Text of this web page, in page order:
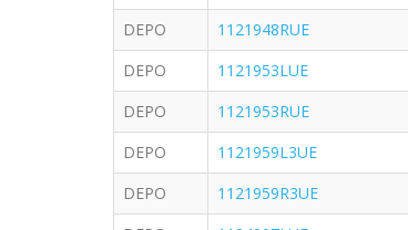
DEPO
1121948RUE
DEPO
1121953LUE
DEPO
1121953RUE
DEPO
1121959L3UE
DEPO
1121959R3UE